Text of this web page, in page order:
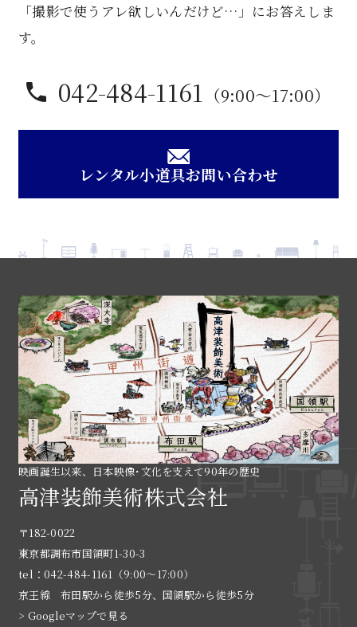
「撮影で使うアレ欲しいんだけど…」にお答えしま
す。
042-484-1161 （9:00〜17:00）
レンタル小道具お問い合わせ
映画誕生以来、日本映像･文化を支えて90年の歴史
高津装飾美術株式会社
〒182-0022
東京都調布市国領町1-30-3
tel：042-484-1161（9:00〜17:00）
京王線 布田駅から徒歩5分、国領駅から徒歩5分
> Googleマップで見る